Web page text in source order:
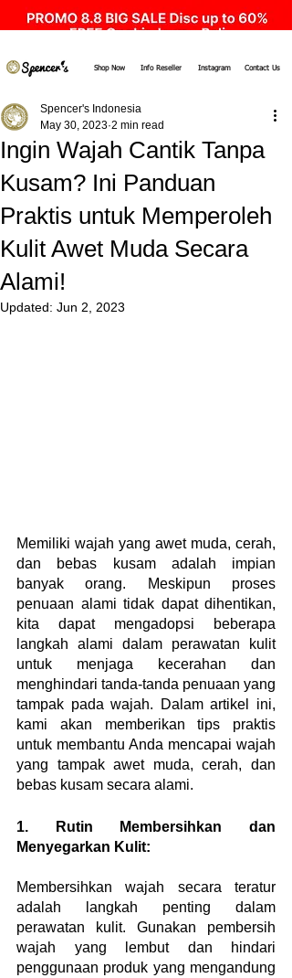
Shop Now Info Reseller Instagram Contact Us
Ingin Wajah Cantik Tanpa
Kusam? Ini Panduan
Praktis untuk Memperoleh
Kulit Awet Muda Secara
Alami!
Spencer's Indonesia
May 30, 2023 2 min read
Updated: Jun 2, 2023
Memiliki wajah yang awet muda, cerah,
dan bebas kusam adalah impian
banyak orang. Meskipun proses
penuaan alami tidak dapat dihentikan,
kita dapat mengadopsi beberapa
langkah alami dalam perawatan kulit
untuk menjaga kecerahan dan
menghindari tanda-tanda penuaan yang
tampak pada wajah. Dalam artikel ini,
kami akan memberikan tips praktis
untuk membantu Anda mencapai wajah
yang tampak awet muda, cerah, dan
bebas kusam secara alami.
1. Rutin Membersihkan dan
Menyegarkan Kulit:
Membersihkan wajah secara teratur
adalah langkah penting dalam
perawatan kulit. Gunakan pembersih
wajah yang lembut dan hindari
penggunaan produk yang mengandung